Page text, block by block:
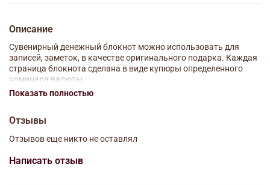
Описание
Сувенирный денежный блокнот можно использовать для
записей, заметок, в качестве оригинального подарка. Каждая
страница блокнота сделана в виде купюры определенного
номинала валюты.
Размер: 5,8*9,5 см
Показать полностью
Отзывы
Отзывов еще никто не оставлял
Написать отзыв